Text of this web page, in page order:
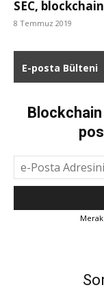
SEC,
8 Temmuz 2019
E-posta Bülteni